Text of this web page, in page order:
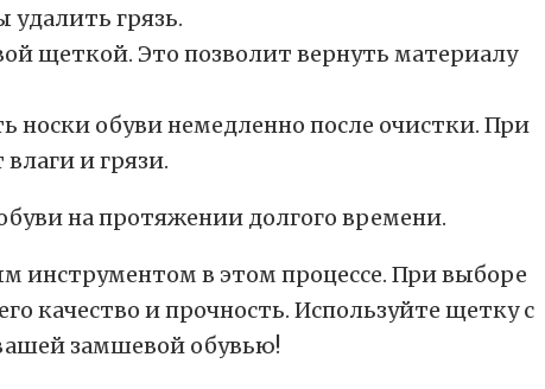
грязь.
щеткой. Это позволит вернуть материалу
носки обуви немедленно после очистки. При
и грязи.
на протяжении долгого времени.
инструментом в этом процессе. При выборе
качество и прочность. Используйте щетку с
замшевой обувью!